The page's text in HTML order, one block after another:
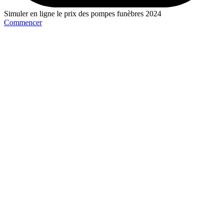
Simuler en ligne le prix des pompes funèbres 2024
Commencer